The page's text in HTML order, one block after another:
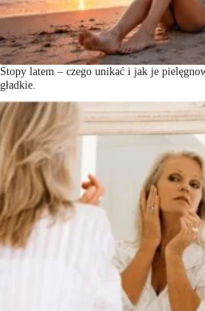
Stopy latem – czego unikać i jak je
gładkie.